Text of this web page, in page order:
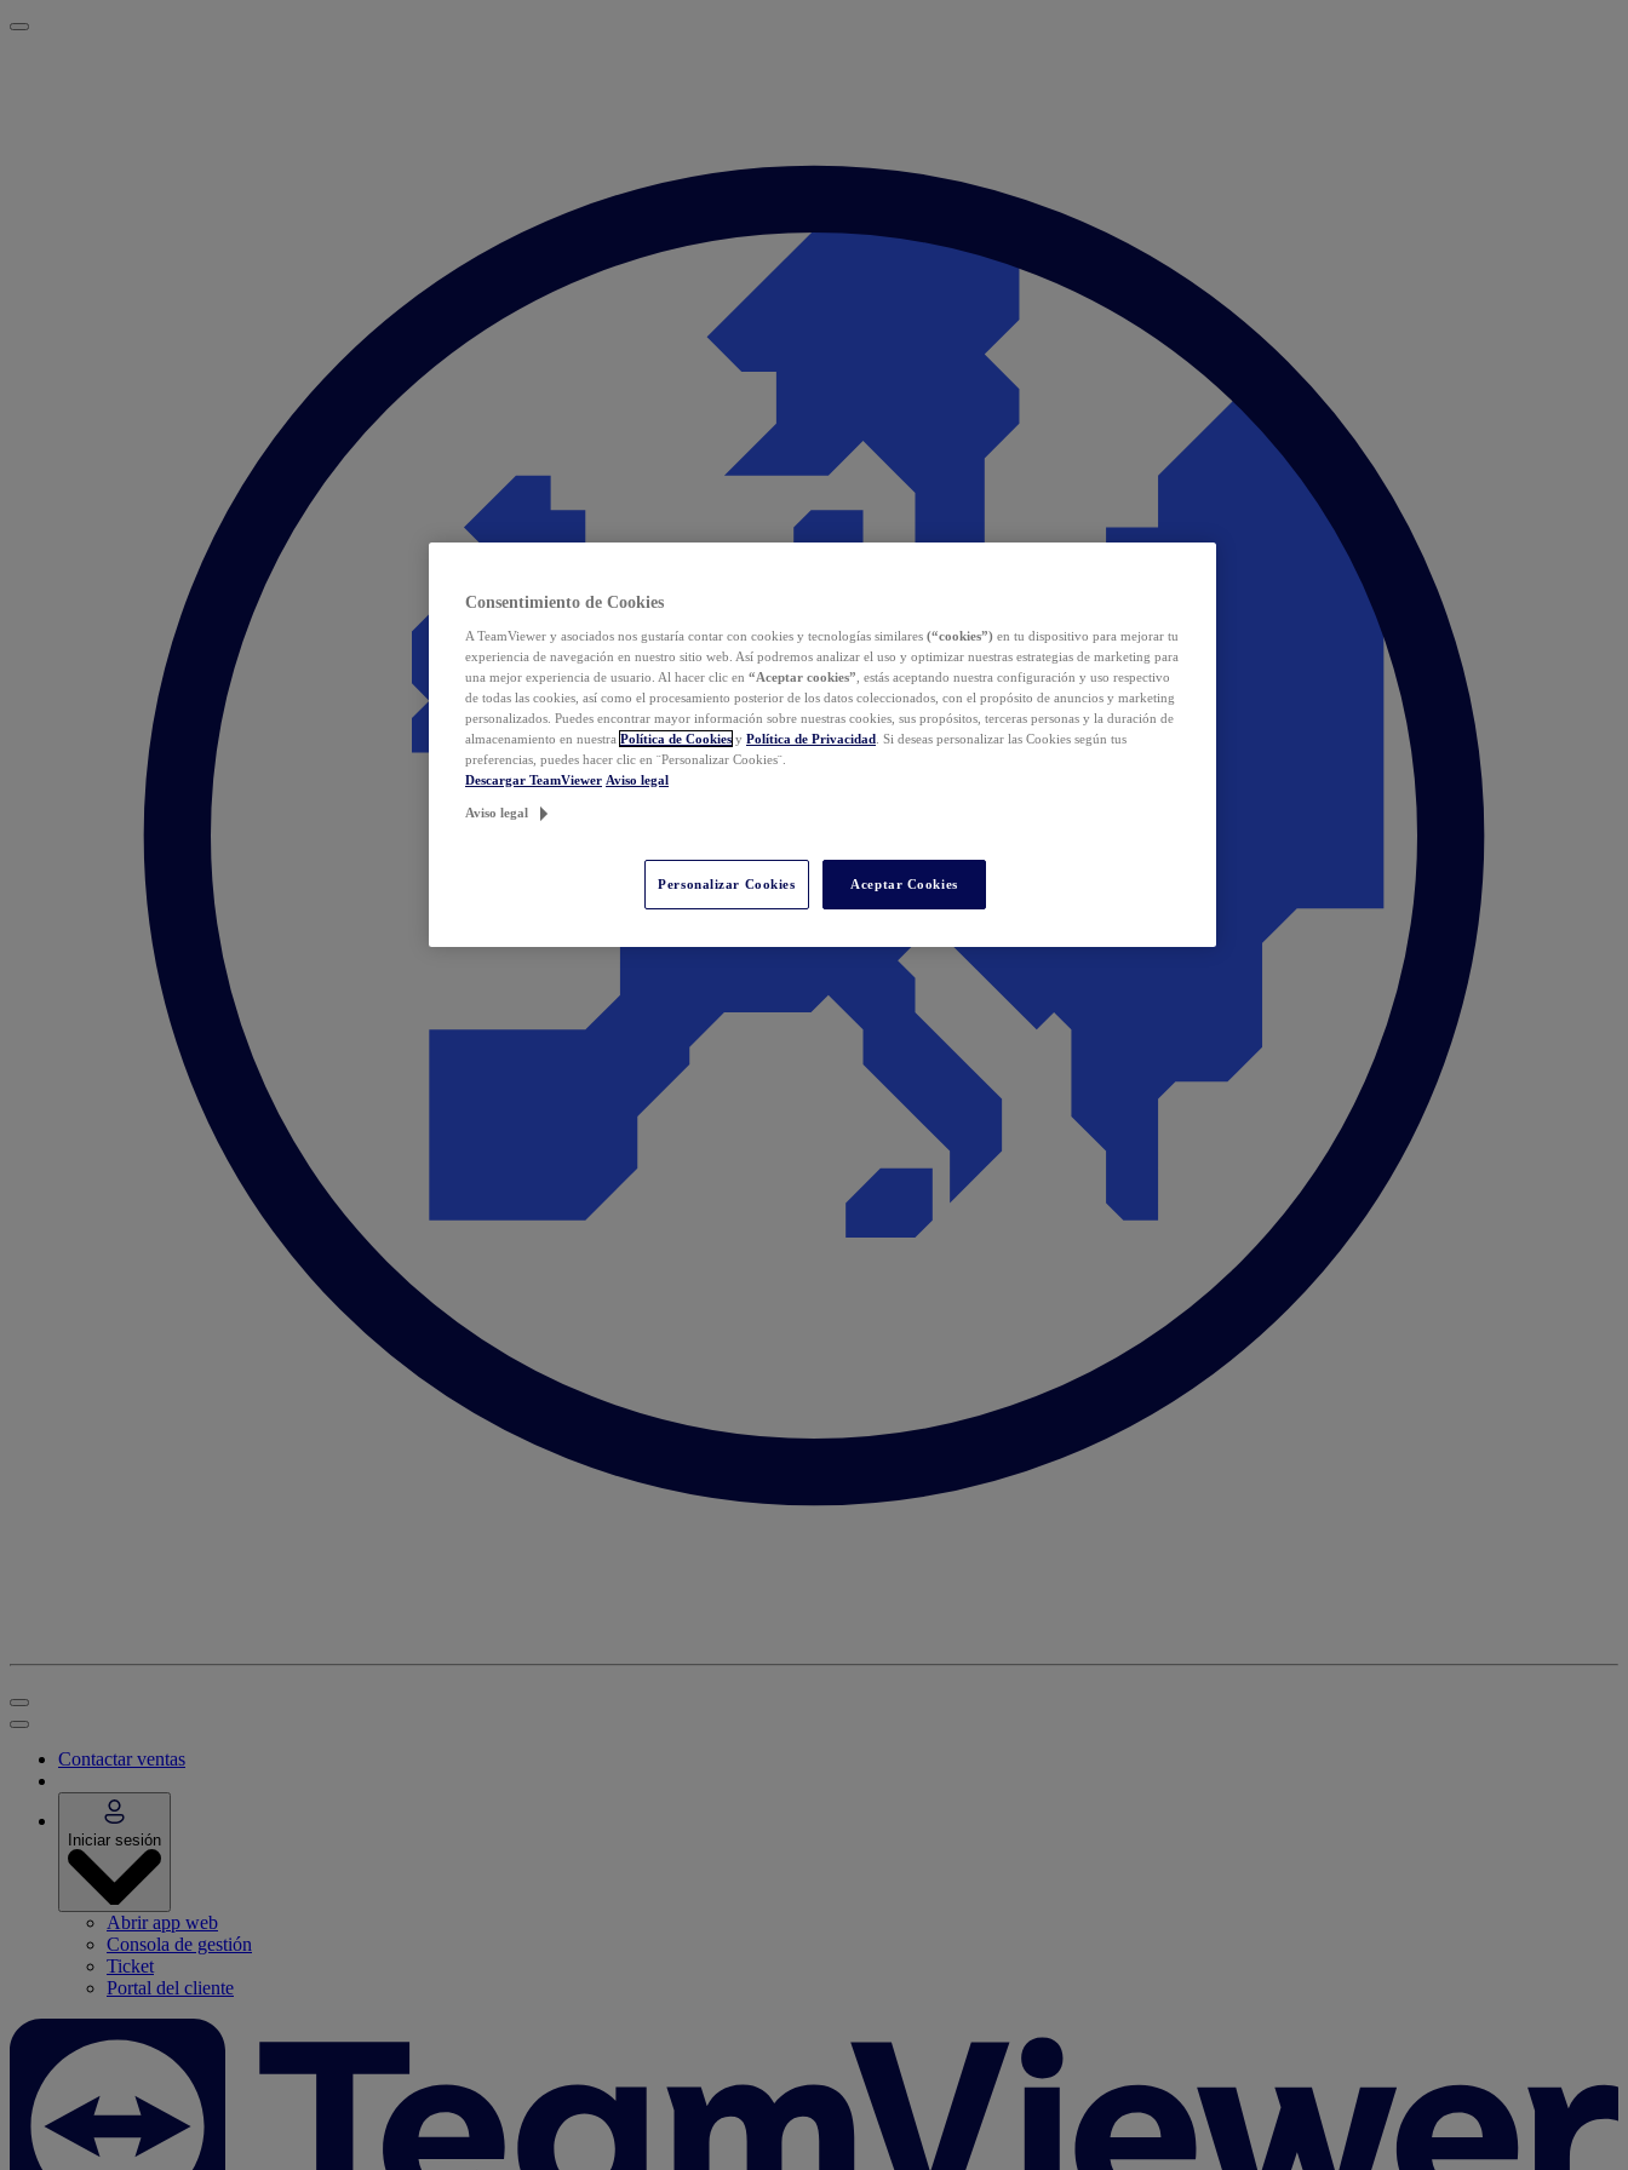
Contactar ventas
Iniciar sesión
Abrir app web
Consola de gestión
Ticket
Portal del cliente
Consentimiento de Cookies
A TeamViewer y asociados nos gustaría contar con cookies y tecnologías similares (“cookies”) en tu dispositivo para mejorar tu
experiencia de navegación en nuestro sitio web. Así podremos analizar el uso y optimizar nuestras estrategias de marketing para
una mejor experiencia de usuario. Al hacer clic en “Aceptar cookies” , estás aceptando nuestra configuración y uso respectivo
de todas las cookies, así como el procesamiento posterior de los datos coleccionados, con el propósito de anuncios y marketing
personalizados. Puedes encontrar mayor información sobre nuestras cookies, sus propósitos, terceras personas y la duración de
almacenamiento en nuestra Política de Cookies y Política de Privacidad . Si deseas personalizar las Cookies según tus
preferencias, puedes hacer clic en ¨Personalizar Cookies¨.
Descargar TeamViewer Aviso legal
Aviso legal
Personalizar Cookies Aceptar Cookies